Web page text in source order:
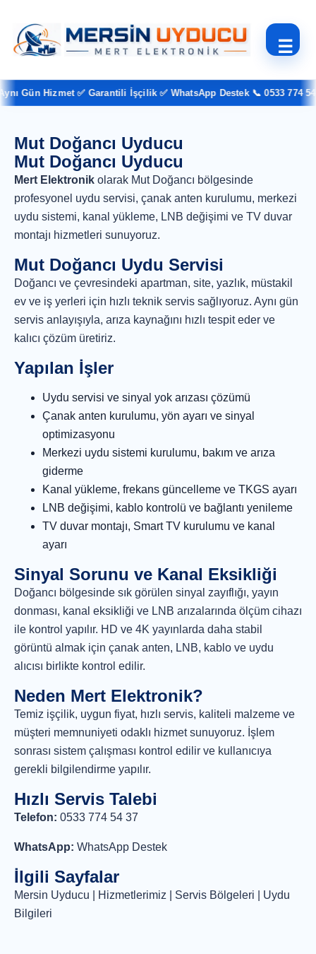
☰
Gün Hizmet ✅ Garantili İşçilik ✅ WhatsApp Destek 📞 0533 774 54
Mut Doğancı Uyducu
Mut Doğancı Uyducu
Mert Elektronik olarak Mut Doğancı bölgesinde
profesyonel uydu servisi, çanak anten kurulumu, merkezi
uydu sistemi, kanal yükleme, LNB değişimi ve TV duvar
montajı hizmetleri sunuyoruz.
Mut Doğancı Uydu Servisi
Doğancı ve çevresindeki apartman, site, yazlık, müstakil
ev ve iş yerleri için hızlı teknik servis sağlıyoruz. Aynı gün
servis anlayışıyla, arıza kaynağını hızlı tespit eder ve
kalıcı çözüm üretiriz.
Yapılan İşler
Uydu servisi ve sinyal yok arızası çözümü
Çanak anten kurulumu, yön ayarı ve sinyal
optimizasyonu
Merkezi uydu sistemi kurulumu, bakım ve arıza
giderme
Kanal yükleme, frekans güncelleme ve TKGS ayarı
LNB değişimi, kablo kontrolü ve bağlantı yenileme
TV duvar montajı, Smart TV kurulumu ve kanal
ayarı
Sinyal Sorunu ve Kanal Eksikliği
Doğancı bölgesinde sık görülen sinyal zayıflığı, yayın
donması, kanal eksikliği ve LNB arızalarında ölçüm cihazı
ile kontrol yapılır. HD ve 4K yayınlarda daha stabil
görüntü almak için çanak anten, LNB, kablo ve uydu
alıcısı birlikte kontrol edilir.
Neden Mert Elektronik?
Temiz işçilik, uygun fiyat, hızlı servis, kaliteli malzeme ve
müşteri memnuniyeti odaklı hizmet sunuyoruz. İşlem
sonrası sistem çalışması kontrol edilir ve kullanıcıya
gerekli bilgilendirme yapılır.
Hızlı Servis Talebi
Telefon: 0533 774 54 37
WhatsApp: WhatsApp Destek
İlgili Sayfalar
Mersin Uyducu Hizmetlerimiz Servis Bölgeleri
Uydu
Bilgileri